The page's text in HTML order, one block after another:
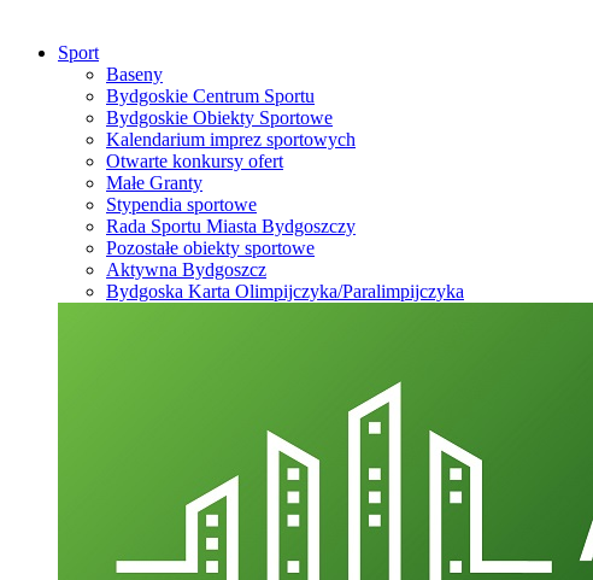
Sport
Baseny
Bydgoskie Centrum Sportu
Bydgoskie Obiekty Sportowe
Kalendarium imprez sportowych
Otwarte konkursy ofert
Małe Granty
Stypendia sportowe
Rada Sportu Miasta Bydgoszczy
Pozostałe obiekty sportowe
Aktywna Bydgoszcz
Bydgoska Karta Olimpijczyka/Paralimpijczyka